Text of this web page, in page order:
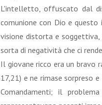
L'intelletto, offuscato dal
comunione con Dio e
visione distorta e
sorta di negatività che ci
Il giovane ricco era un bravo
17,21) e ne rimase sorpreso
Comandamenti; il